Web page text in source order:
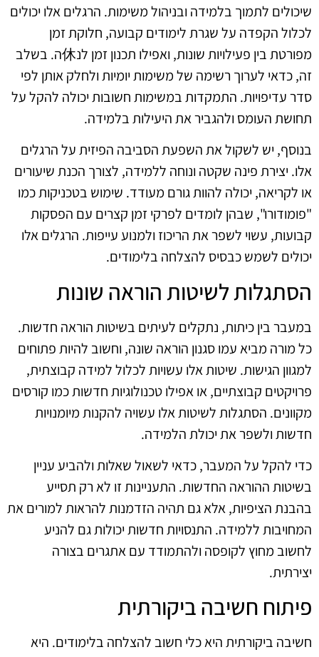
שיכולים לתמוך בלמידה ובניהול משימות. הרגלים אלו יכולים
לכלול הקפדה על שגרת לימודים קבועה, חלוקת זמן
מפורטת בין פעילויות שונות, ואפילו תכנון זמן לנ休ה. בשלב
זה, כדאי לערוך רשימה של משימות יומיות ולחלק אותן לפי
סדר עדיפויות. התמקדות במשימות חשובות יכולה להקל על
תחושת העומס ולהגביר את היעילות בלמידה.
בנוסף, יש לשקול את השפעת הסביבה הפיזית על הרגלים
אלו. יצירת פינה שקטה ונוחה ללמידה, לצורך הכנת שיעורים
או לקריאה, יכולה להוות גורם מעודד. שימוש בטכניקות כמו
"פומודורו", שבהן לומדים לפרקי זמן קצרים עם הפסקות
קבועות, עשוי לשפר את הריכוז ולמנוע עייפות. הרגלים אלו
יכולים לשמש כבסיס להצלחה בלימודים.
הסתגלות לשיטות הוראה שונות
במעבר בין כיתות, נתקלים לעיתים בשיטות הוראה חדשות.
כל מורה מביא עמו סגנון הוראה שונה, וחשוב להיות פתוחים
למגוון הגישות. שיטות אלו עשויות לכלול למידה קבוצתית,
פרויקטים קבוצתיים, או אפילו טכנולוגיות חדשות כמו קורסים
מקוונים. הסתגלות לשיטות אלו עשויה להקנות מיומנויות
חדשות ולשפר את יכולת הלמידה.
כדי להקל על המעבר, כדאי לשאול שאלות ולהביע עניין
בשיטות ההוראה החדשות. התעניינות זו לא רק תסייע
בהבנת הציפיות, אלא גם תהיה הזדמנות להראות למורים את
המחויבות ללמידה. התנסויות חדשות יכולות גם להניע
לחשוב מחוץ לקופסה ולהתמודד עם אתגרים בצורה
יצירתית.
פיתוח חשיבה ביקורתית
חשיבה ביקורתית היא כלי חשוב להצלחה בלימודים. היא